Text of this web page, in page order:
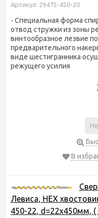
Артикул: 29475-450-20
- Специальная форма
отвод стружки из зоны
винтообразное лезвие
предварительного
виде шестигранника
режущего усилия
В
Левиса, HEX
450-22, d=22х450мм, (